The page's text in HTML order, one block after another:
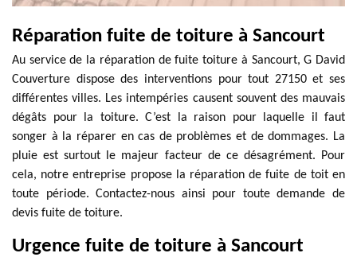
Réparation fuite de toiture à Sancourt
Au service de la réparation de fuite toiture à Sancourt, G David
Couverture dispose des interventions pour tout 27150 et ses
différentes villes. Les intempéries causent souvent des mauvais
dégâts pour la toiture. C’est la raison pour laquelle il faut
songer à la réparer en cas de problèmes et de dommages. La
pluie est surtout le majeur facteur de ce désagrément. Pour
cela, notre entreprise propose la réparation de fuite de toit en
toute période. Contactez-nous ainsi pour toute demande de
devis fuite de toiture.
Urgence fuite de toiture à Sancourt